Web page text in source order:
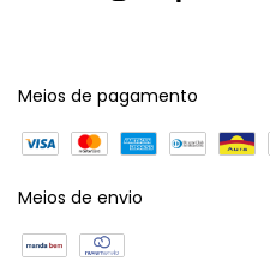
Meios de pagamento
Meios de envio